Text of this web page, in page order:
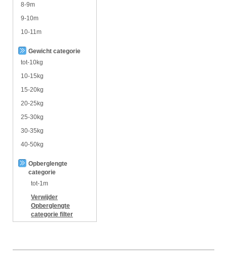
8-9m
9-10m
10-11m
Gewicht categorie
tot-10kg
10-15kg
15-20kg
20-25kg
25-30kg
30-35kg
40-50kg
Opberglengte
categorie
tot-1m
Verwijder
Opberglengte
categorie filter